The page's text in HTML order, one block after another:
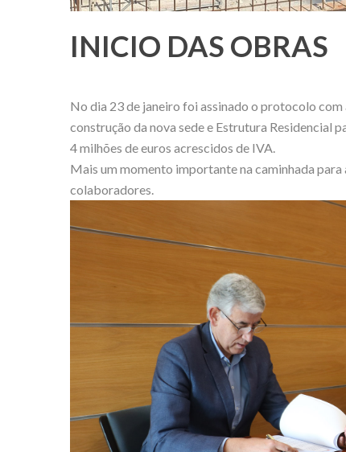
INICIO DAS OBRAS
No dia 23 de janeiro foi assinado o protocolo
construção da nova sede e Estrutura Residencial
4 milhões de euros acrescidos de IVA.
Mais um momento importante na caminhada
colaboradores.